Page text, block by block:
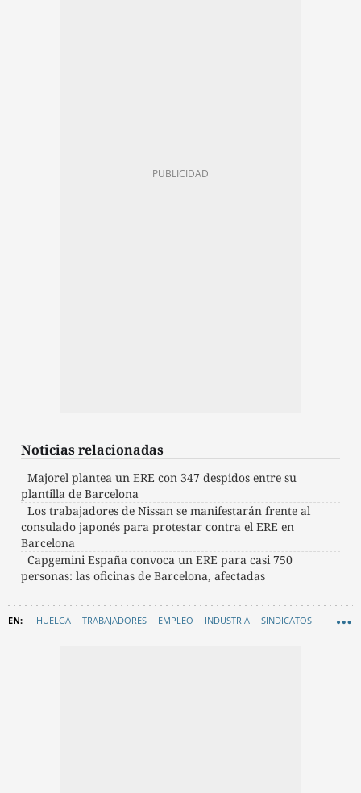
Noticias relacionadas
Majorel plantea un ERE con 347 despidos entre su
plantilla de Barcelona
Los trabajadores de Nissan se manifestarán frente al
consulado japonés para protestar contra el ERE en
Barcelona
Capgemini España convoca un ERE para casi 750
personas: las oficinas de Barcelona, afectadas
HUELGA TRABAJADORES EMPLEO INDUSTRIA SINDICATOS